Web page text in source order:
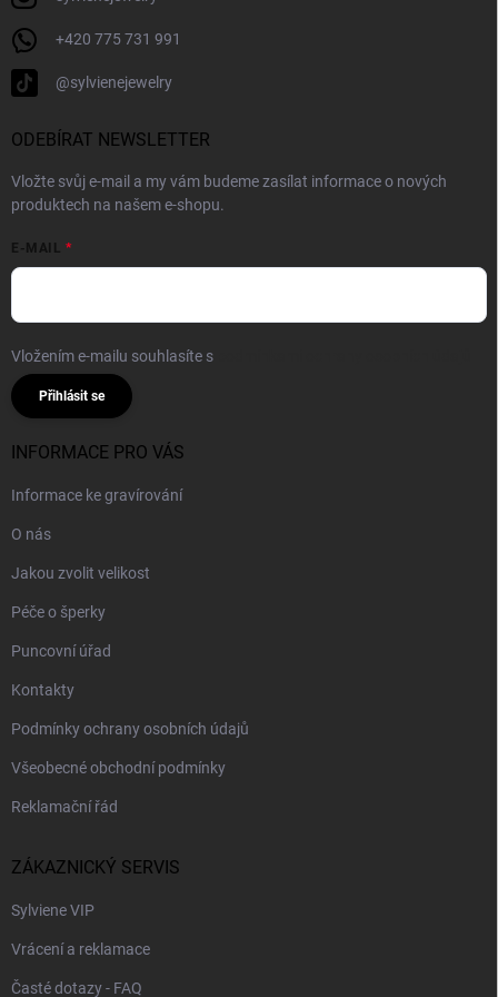
+420 775 731 991
@sylvienejewelry
ODEBÍRAT NEWSLETTER
Vložte svůj e-mail a my vám budeme zasílat informace o nových
produktech na našem e-shopu.
E-MAIL
Vložením e-mailu souhlasíte s
Přihlásit se
INFORMACE PRO VÁS
Informace ke gravírování
O nás
Jakou zvolit velikost
Péče o šperky
Puncovní úřad
Kontakty
Podmínky ochrany osobních údajů
Všeobecné obchodní podmínky
Reklamační řád
ZÁKAZNICKÝ SERVIS
Sylviene VIP
Vrácení a reklamace
Časté dotazy - FAQ